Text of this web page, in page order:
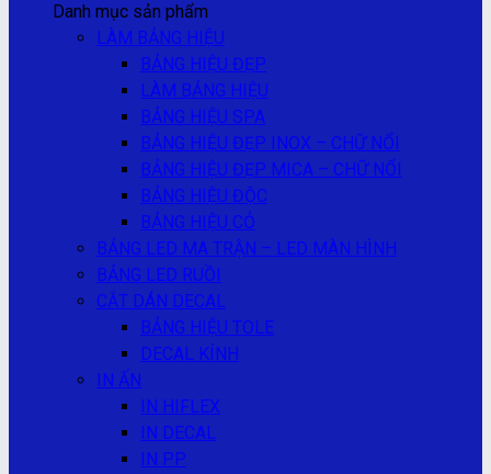
Danh mục sản phẩm
LÀM BẢNG HIỆU
BẢNG HIỆU ĐẸP
LÀM BẢNG HIỆU
BẢNG HIỆU SPA
BẢNG HIỆU ĐẸP INOX – CHỮ NỔI
BẢNG HIỆU ĐẸP MICA – CHỮ NỔI
BẢNG HIỆU ĐỘC
BẢNG HIỆU CỎ
BẢNG LED MA TRẬN – LED MÀN HÌNH
BẢNG LED RUỒI
CẮT DÁN DECAL
BẢNG HIỆU TOLE
DECAL KÍNH
IN ẤN
IN HIFLEX
IN DECAL
IN PP